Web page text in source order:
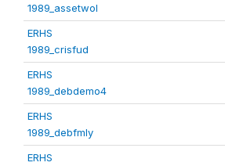
1989_assetwol
ERHS
1989_crisfud
ERHS
1989_debdemo4
ERHS
1989_debfmly
ERHS